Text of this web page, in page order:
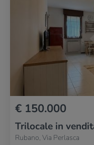
€ 150.000
Trilocale in
Rubano, Via Perlasca